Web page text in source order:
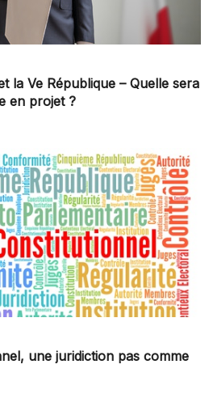
la Ve République – Quelle sera
en projet ?
une juridiction pas comme